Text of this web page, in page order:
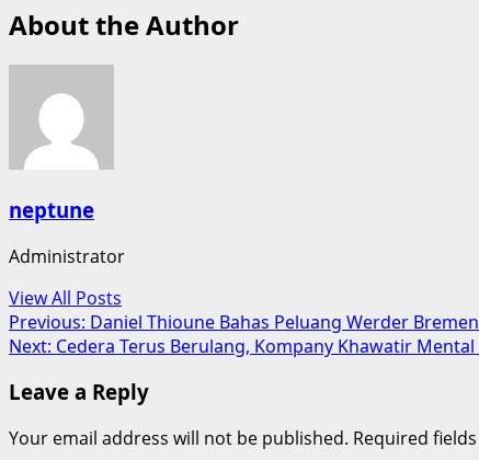
About the Author
neptune
Administrator
View All Posts
Post
navigation
Previous: Daniel Thioune Bahas Peluang Werder
Next: Cedera Terus Berulang, Kompany Khawatir
Leave a Reply
Your email address will not be published. Required